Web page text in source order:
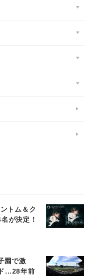
トム＆ク
が決定！
園で激
…28年前